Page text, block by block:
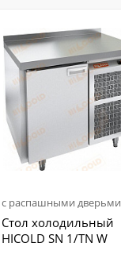
с распашными дверьми
Стол холодильный
HICOLD SN 1/TN W